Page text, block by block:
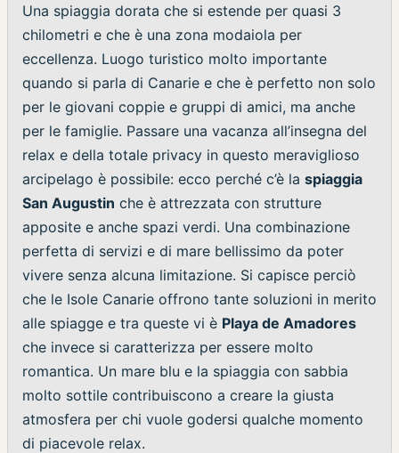
Una spiaggia dorata che si estende per quasi 3
chilometri e che è una zona modaiola per
eccellenza. Luogo turistico molto importante
quando si parla di Canarie e che è perfetto non solo
per le giovani coppie e gruppi di amici, ma anche
per le famiglie. Passare una vacanza all’insegna del
relax e della totale privacy in questo meraviglioso
arcipelago è possibile: ecco perché c’è la spiaggia
San Augustin che è attrezzata con strutture
apposite e anche spazi verdi. Una combinazione
perfetta di servizi e di mare bellissimo da poter
vivere senza alcuna limitazione. Si capisce perciò
che le Isole Canarie offrono tante soluzioni in merito
alle spiagge e tra queste vi è Playa de Amadores
che invece si caratterizza per essere molto
romantica. Un mare blu e la spiaggia con sabbia
molto sottile contribuiscono a creare la giusta
atmosfera per chi vuole godersi qualche momento
di piacevole relax.